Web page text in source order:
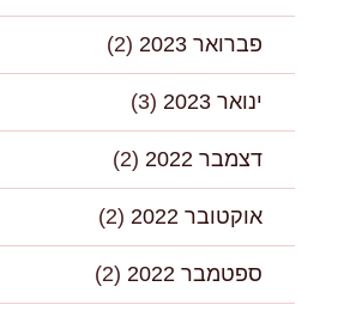
פברואר 2023 (2)
ינואר 2023 (3)
דצמבר 2022 (2)
אוקטובר 2022 (2)
ספטמבר 2022 (2)